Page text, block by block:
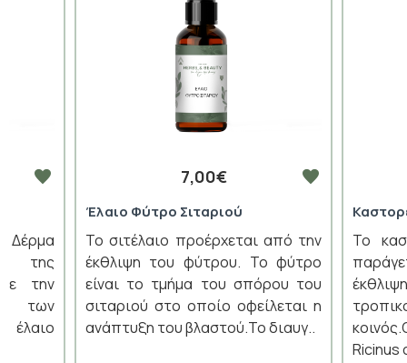
Δέρμα
της
την
των
7,00€
Έλαιο Φύτρο Σιταριού
Το σιτέλαιο προέρχεται από την
έκθλιψη του φύτρου. Το φύτρο
είναι το τμήμα του σπόρου του
σιταριού στο οποίο οφείλεται η
ανάπτυξη του βλαστού.Το διαυγ..
Το
Ricinus